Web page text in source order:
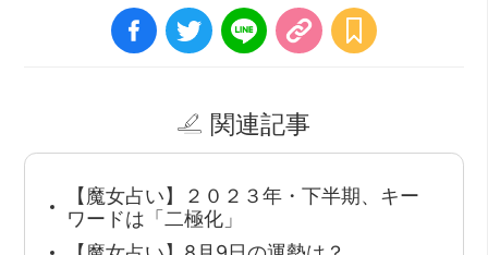
関連記事
【魔女占い】２０２３年・下半期、キー
ワードは「二極化」